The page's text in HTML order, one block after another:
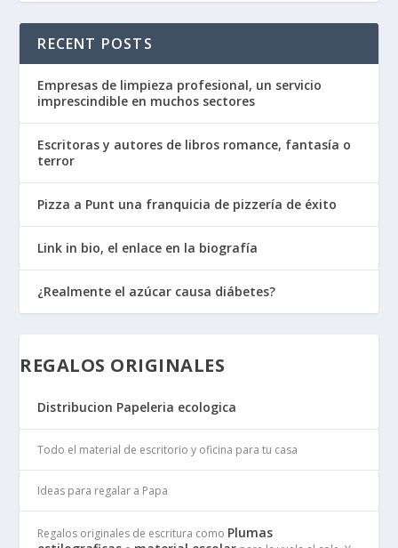
RECENT POSTS
Empresas de limpieza profesional, un servicio
imprescindible en muchos sectores
Escritoras y autores de libros romance, fantasía o
terror
Pizza a Punt una franquicia de pizzería de éxito
Link in bio, el enlace en la biografía
¿Realmente el azúcar causa diábetes?
REGALOS ORIGINALES
Distribucion Papeleria ecologica
Todo el material de escritorio y oficina para tu casa
Ideas para regalar a Papa
Regalos originales de escritura como Plumas